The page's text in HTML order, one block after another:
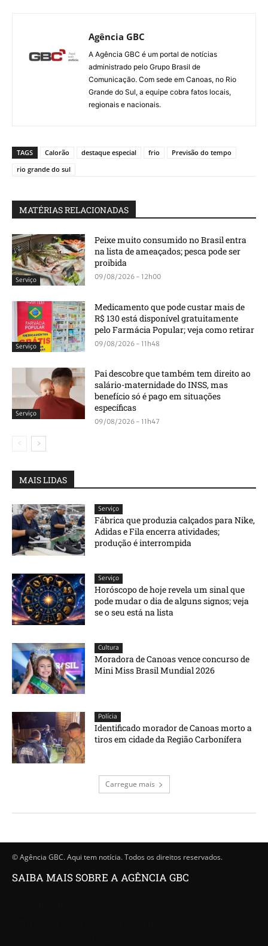
Agência GBC
A Agência GBC é um portal de notícias
administrado pelo Grupo Brasil de
Comunicação. Com sede em Canoas, no Rio
Grande do Sul, a equipe cobra fatos locais,
regionais e nacionais.
TAGS Calorão destaque especial frio
Previsão do tempo
rio grande do sul
MATÉRIAS RELACIONADAS
Serviço
Peixe muito consumido no Brasil entra
na lista de ameaçados; pesca pode ser
proibida
09/08/2026 - 12h00
Serviço
Medicamento que pode custar mais de
R$ 130 está disponível gratuitamente
pelo Farmácia Popular; veja como retirar
09/08/2026 - 11h48
Serviço
Pai descobre que também tem direito ao
salário-maternidade do INSS, mas
benefício só é pago em situações
específicas
09/08/2026 - 11h47
MAIS LIDAS
Serviço
Fábrica que produzia calçados para Nike,
Adidas e Fila encerra atividades;
produção é interrompida
Serviço
Horóscopo de hoje revela um sinal que
pode mudar o dia de alguns signos; veja
se o seu está na lista
Cultura
Moradora de Canoas vence concurso de
Mini Miss Brasil Mundial 2026
Polícia
Identificado morador de Canoas morto a
tiros em cidade da Região Carbonífera
Carregue mais
© Agência GBC. Aqui tem notícia. Todos os direitos reservados.
SAIBA MAIS SOBRE A AGÊNCIA GBC